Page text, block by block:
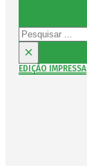
Pesquisar
×
EDIÇÃO IMPRESSA